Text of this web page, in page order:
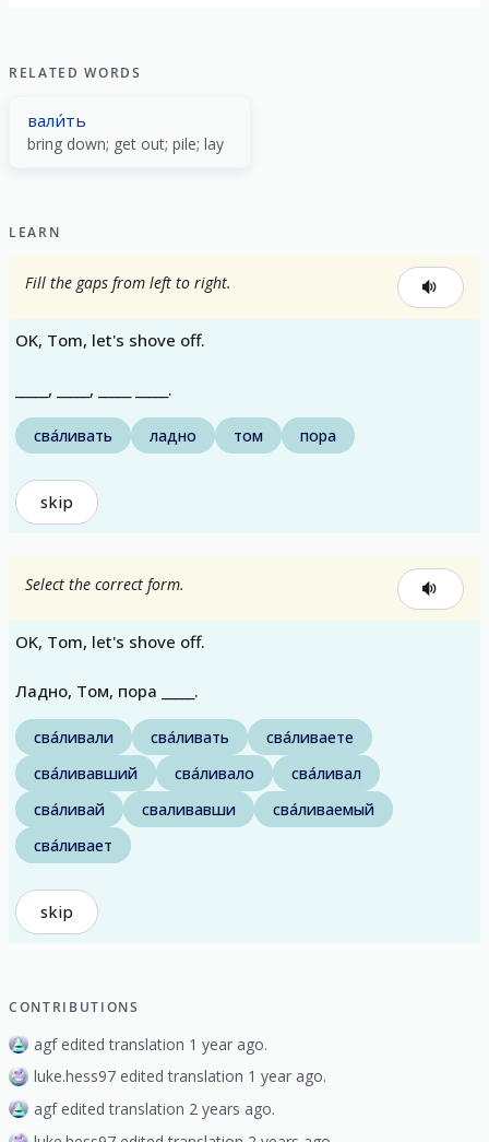
RELATED WORDS
вали́ть
bring down; get out; pile; lay
LEARN
Fill the gaps from left to right.
OK, Tom, let's shove off.
_____, _____, _____ _____.
сва́ливать ладно том пора
skip
Select the correct form.
OK, Tom, let's shove off.
Ладно, Том, пора _____.
сва́ливали сва́ливать
сва́ливаете
сва́ливавший
сва́ливало
сва́ливал
сва́ливай
сваливавши
сва́ливаемый
сва́ливает
skip
CONTRIBUTIONS
agf edited translation 1 year ago.
luke.hess97 edited translation 1 year ago.
agf edited translation 2 years ago.